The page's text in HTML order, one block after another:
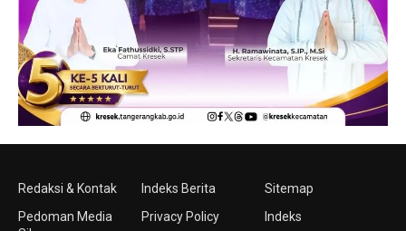
Redaksi & Kontak
Pedoman Media
Indeks Berita
Privacy Policy
Sitemap
Indeks